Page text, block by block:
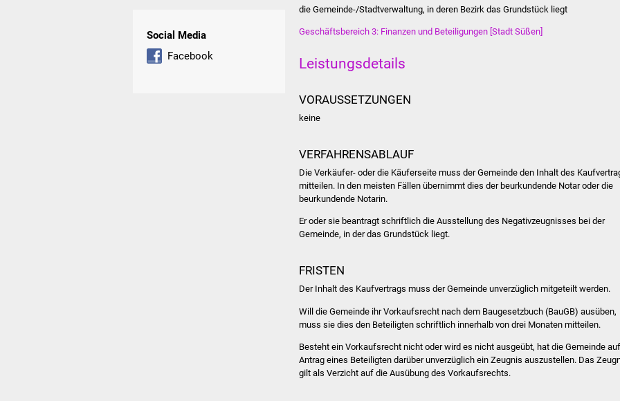
Social Media
Facebook
die Gemeinde-/Stadtverwaltung, in deren Bezirk das Grundstück liegt
Geschäftsbereich 3: Finanzen und Beteiligungen [Stadt Süßen]
Leistungsdetails
VORAUSSETZUNGEN
keine
VERFAHRENSABLAUF
Die Verkäufer- oder die Käuferseite muss der Gemeinde den Inhalt des
mitteilen. In den meisten Fällen übernimmt dies der beurkundende Notar oder die
beurkundende Notarin.
Er oder sie beantragt schriftlich die Ausstellung des Negativzeugnisses bei der
Gemeinde, in der das Grundstück liegt.
FRISTEN
Der Inhalt des Kaufvertrags muss der Gemeinde unverzüglich mitgeteilt werden.
Will die Gemeinde ihr Vorkaufsrecht nach dem Baugesetzbuch (BauGB) ausüben,
muss sie dies den Beteiligten schriftlich innerhalb von drei Monaten mitteilen.
Besteht ein Vorkaufsrecht nicht oder wird es nicht ausgeübt, hat die Gemeinde auf
Antrag eines Beteiligten darüber unverzüglich ein Zeugnis auszustellen. Das
gilt als Verzicht auf die Ausübung des Vorkaufsrechts.